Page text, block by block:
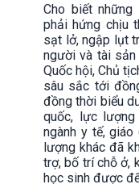
Cho biết những
phải hứng chịu
sạt lở, ngập lụt
người và tài sản
Quốc hội, Chủ
sâu sắc tới
đồng thời biểu
quốc, lực
ngành y tế,
lượng khác đã
trợ, bố trí chỗ ở,
học sinh được